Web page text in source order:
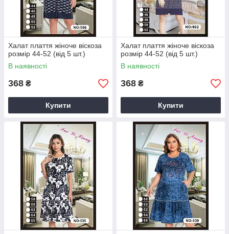
Халат плаття жіноче віскоза
розмір 44-52 (від 5 шт.)
В наявності
368 ₴
Купити
Халат плаття жіноче віскоза
розмір 44-52 (від 5 шт.)
В наявності
368 ₴
Купити